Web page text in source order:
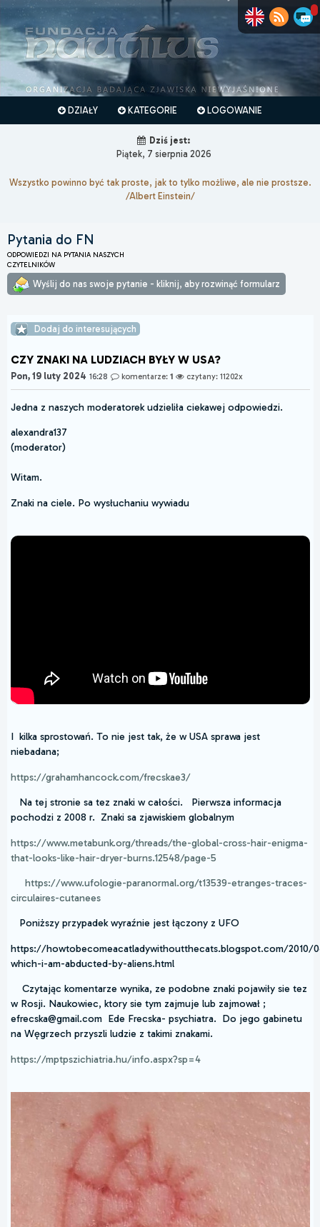
DZIAŁY KATEGORIE LOGOWANIE
Dziś jest:
Piątek, 7 sierpnia 2026
Wszystko powinno być tak proste, jak to tylko możliwe, ale nie prostsze.
/Albert Einstein/
Pytania do FN
ODPOWIEDZI NA PYTANIA NASZYCH
CZYTELNIKÓW
Wyślij do nas swoje pytanie - kliknij, aby rozwinąć formularz
Dodaj do interesujących
CZY ZNAKI NA LUDZIACH BYŁY W USA?
Pon, 19 luty 2024 16:28 komentarze: 1 czytany: 11202x
Jedna z naszych moderatorek udzieliła ciekawej odpowiedzi.
alexandra137
(moderator)
Witam.
Znaki na ciele. Po wysłuchaniu wywiadu
I kilka sprostowań. To nie jest tak, że w USA sprawa jest
niebadana;
https://grahamhancock.com/frecskae3/
Na tej stronie sa tez znaki w całości. Pierwsza informacja
pochodzi z 2008 r. Znaki sa zjawiskiem globalnym
https://www.metabunk.org/threads/the-global-cross-hair-enigma-
that-looks-like-hair-dryer-burns.12548/page-5
https://www.ufologie-paranormal.org/t13539-etranges-traces-
circulaires-cutanees
Poniższy przypadek wyraźnie jest łączony z UFO
https://howtobecomeacatladywithoutthecats.blogspot.com/2010/
which-i-am-abducted-by-aliens.html
Czytając komentarze wynika, ze podobne znaki pojawiły sie tez
w Rosji. Naukowiec, ktory sie tym zajmuje lub zajmował ;
efrecska@gmail.com Ede Frecska- psychiatra. Do jego gabinetu
na Węgrzech przyszli ludzie z takimi znakami.
https://mptpszichiatria.hu/info.aspx?sp=4